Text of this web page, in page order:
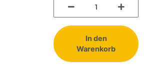
In den
Warenkorb